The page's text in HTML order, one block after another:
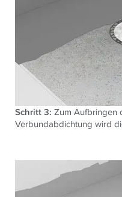
Schritt 3: Zum Aufbringen
Verbundabdichtung wird